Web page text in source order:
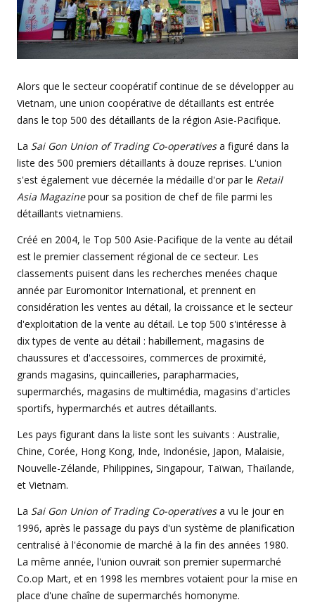
Alors que le secteur coopératif continue de se développer au
Vietnam, une union coopérative de détaillants est entrée
dans le top 500 des détaillants de la région Asie-Pacifique.
La Sai Gon Union of Trading Co-operativesa figuré dans la
liste des 500 premiers détaillants à douze reprises. L'union
s'est également vue décernée la médaille d'or par le Retail
Asia Magazinepour sa position de chef de file parmi les
détaillants vietnamiens.
Créé en 2004, le Top 500 Asie-Pacifique de la vente au détail
est le premier classement régional de ce secteur. Les
classements puisent dans les recherches menées chaque
année par Euromonitor International, et prennent en
considération les ventes au détail, la croissance et le secteur
d'exploitation de la vente au détail. Le top 500 s'intéresse à
dix types de vente au détail : habillement, magasins de
chaussures et d'accessoires, commerces de proximité,
grands magasins, quincailleries, parapharmacies,
supermarchés, magasins de multimédia, magasins d'articles
sportifs, hypermarchés et autres détaillants.
Les pays figurant dans la liste sont les suivants : Australie,
Chine, Corée, Hong Kong, Inde, Indonésie, Japon, Malaisie,
Nouvelle-Zélande, Philippines, Singapour, Taïwan, Thaïlande,
et Vietnam.
La Sai Gon Union of Trading Co-operativesa vu le jour en
1996, après le passage du pays d'un système de planification
centralisé à l'économie de marché à la fin des années 1980.
La même année, l'union ouvrait son premier supermarché
Co.op Mart, et en 1998 les membres votaient pour la mise en
place d'une chaîne de supermarchés homonyme.